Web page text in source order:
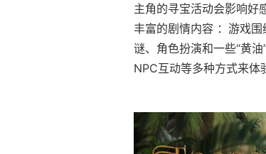
主角的寻宝活动会影响好
丰富的剧情内容 ：游戏
谜、角色扮演和一些“黄
NPC互动等多种方式来体